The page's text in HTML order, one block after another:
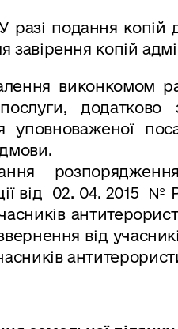
разі подання копій
завірення копій
виконкомом
послуги,
уповноваженої
від 02. 04. 2015 №
від